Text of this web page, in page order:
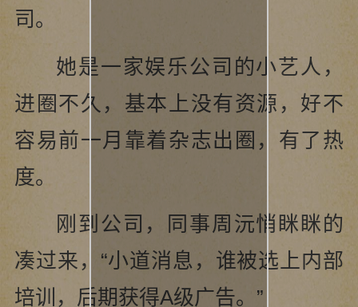
司。
她是一家娱乐公司的小艺人，
进圈不久，基本上没有资源，好不
容易前一月靠着杂志出圈，有了热
度。
刚到公司，同事周沅悄眯眯的
凑过来，“小道消息，谁被选上内部
培训，后期获得A级广告。”